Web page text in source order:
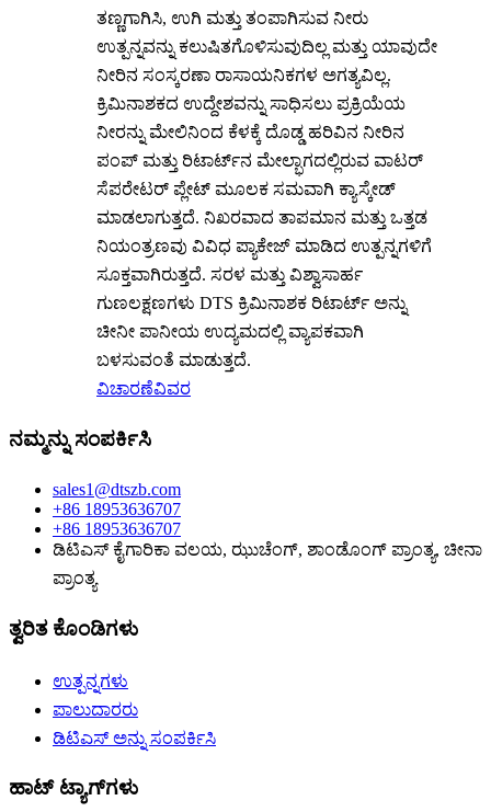
ತಣ್ಣಗಾಗಿಸಿ, ಉಗಿ ಮತ್ತು ತಂಪಾಗಿಸುವ ನೀರು
ಉತ್ಪನ್ನವನ್ನು ಕಲುಷಿತಗೊಳಿಸುವುದಿಲ್ಲ ಮತ್ತು ಯಾವುದೇ
ನೀರಿನ ಸಂಸ್ಕರಣಾ ರಾಸಾಯನಿಕಗಳ ಅಗತ್ಯವಿಲ್ಲ.
ಕ್ರಿಮಿನಾಶಕದ ಉದ್ದೇಶವನ್ನು ಸಾಧಿಸಲು ಪ್ರಕ್ರಿಯೆಯ
ನೀರನ್ನು ಮೇಲಿನಿಂದ ಕೆಳಕ್ಕೆ ದೊಡ್ಡ ಹರಿವಿನ ನೀರಿನ
ಪಂಪ್ ಮತ್ತು ರಿಟಾರ್ಟ್‌ನ ಮೇಲ್ಭಾಗದಲ್ಲಿರುವ ವಾಟರ್
ಸೆಪರೇಟರ್ ಪ್ಲೇಟ್ ಮೂಲಕ ಸಮವಾಗಿ ಕ್ಯಾಸ್ಕೇಡ್
ಮಾಡಲಾಗುತ್ತದೆ. ನಿಖರವಾದ ತಾಪಮಾನ ಮತ್ತು ಒತ್ತಡ
ನಿಯಂತ್ರಣವು ವಿವಿಧ ಪ್ಯಾಕೇಜ್ ಮಾಡಿದ ಉತ್ಪನ್ನಗಳಿಗೆ
ಸೂಕ್ತವಾಗಿರುತ್ತದೆ. ಸರಳ ಮತ್ತು ವಿಶ್ವಾಸಾರ್ಹ
ಗುಣಲಕ್ಷಣಗಳು DTS ಕ್ರಿಮಿನಾಶಕ ರಿಟಾರ್ಟ್ ಅನ್ನು
ಚೀನೀ ಪಾನೀಯ ಉದ್ಯಮದಲ್ಲಿ ವ್ಯಾಪಕವಾಗಿ
ಬಳಸುವಂತೆ ಮಾಡುತ್ತದೆ.
ವಿಚಾರಣೆವಿವರ
ನಮ್ಮನ್ನು ಸಂಪರ್ಕಿಸಿ
sales1@dtszb.com
+86 18953636707
+86 18953636707
ಡಿಟಿಎಸ್ ಕೈಗಾರಿಕಾ ವಲಯ, ಝುಚೆಂಗ್, ಶಾಂಡೊಂಗ್ ಪ್ರಾಂತ್ಯ, ಚೀನಾ
ಪ್ರಾಂತ್ಯ
ತ್ವರಿತ ಕೊಂಡಿಗಳು
ಉತ್ಪನ್ನಗಳು
ಪಾಲುದಾರರು
ಡಿಟಿಎಸ್ ಅನ್ನು ಸಂಪರ್ಕಿಸಿ
ಹಾಟ್ ಟ್ಯಾಗ್‌ಗಳು